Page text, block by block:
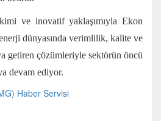
ve inovatif yaklaşımıyla Ekon
dünyasında verimlilik, kalite ve
getiren çözümleriyle sektörün öncü
devam ediyor.
Haber Servisi